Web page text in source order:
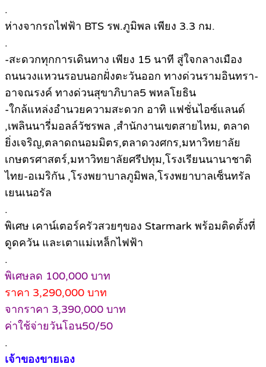
.
ห่างจากรถไฟฟ้า BTS รพ.ภูมิพล เพียง 3.3 กม.
.
-สะดวกทุกการเดินทาง เพียง 15 นาที สู่ใจกลางเมือง
ถนนวงแหวนรอบนอกฝั่งตะวันออก ทางด่วนรามอินทรา-
อาจณรงค์ ทางด่วนสุขาภิบาล5 พหลโยธิน
-ใกล้แหล่งอำนวยความสะดวก อาทิ แฟชั่นไอซ์แลนด์
,เพลินนารี่มอลล์วัชรพล ,สำนักงานเขตสายไหม, ตลาด
ยิ่งเจริญ,ตลาดถนอมมิตร,ตลาดวงศกร,มหาวิทยาลัย
เกษตรศาสตร์,มหาวิทยาลัยศรีปทุม,โรงเรียนนานาชาติ
ไทย-อเมริกัน ,โรงพยาบาลภูมิพล,โรงพยาบาลเซ็นทรัล
เยนเนอรัล
.
พิเศษ เคาน์เตอร์ครัวสวยๆของ Starmark พร้อมติดตั้งที่
ดูดควัน และเตาแม่เหล็กไฟฟ้า
.
พิเศษลด 100,000 บาท
ราคา 3,290,000 บาท
จากราคา 3,390,000 บาท
ค่าใช้จ่ายวันโอน50/50
.
เจ้าของขายเอง